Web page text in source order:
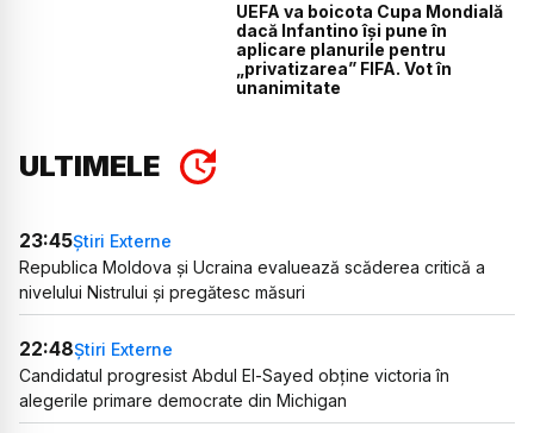
UEFA va boicota Cupa Mondială
dacă Infantino își pune în
aplicare planurile pentru
„privatizarea” FIFA. Vot în
unanimitate
ULTIMELE
23:45Știri Externe
Republica Moldova și Ucraina evaluează scăderea critică a
nivelului Nistrului și pregătesc măsuri
22:48Știri Externe
Candidatul progresist Abdul El-Sayed obține victoria în
alegerile primare democrate din Michigan